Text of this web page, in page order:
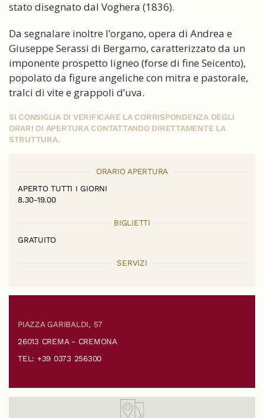
stato disegnato dal Voghera (1836).
Da segnalare inoltre l’organo, opera di Andrea e
Giuseppe Serassi di Bergamo, caratterizzato da un
imponente prospetto ligneo (forse di fine Seicento),
popolato da figure angeliche con mitra e pastorale,
tralci di vite e grappoli d’uva.
SI CONSIGLIA DI VERIFICARE LA CORRISPONDENZA DEGLI
ORARI DI APERTURA CONTATTANDO DIRETTAMENTE LA
STRUTTURA.
ORARIO APERTURA
APERTO TUTTI I GIORNI
8.30-19.00
BIGLIETTI
GRATUITO
SERVIZI
PIAZZA GARIBALDI, 57
26013 CREMA - CREMONA
TEL: +39 0373 256300